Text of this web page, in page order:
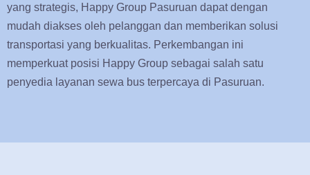
yang strategis, Happy Group Pasuruan dapat dengan
mudah diakses oleh pelanggan dan memberikan solusi
transportasi yang berkualitas. Perkembangan ini
memperkuat posisi Happy Group sebagai salah satu
penyedia layanan sewa bus terpercaya di Pasuruan.